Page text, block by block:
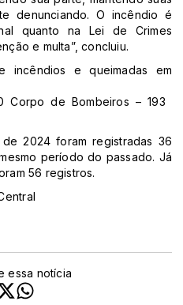
denunciando. O incêndio é
quanto na Lei de Crimes
e multa”, concluiu.
incêndios e queimadas em
Corpo de Bombeiros – 193
2024 foram registradas 36
período do passado. Já
56 registros.
essa notícia